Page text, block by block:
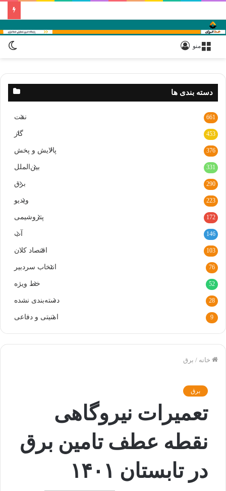
منو
خانه / برق
برق
تعمیرات نیروگاهی
نقطه عطف تامین برق
در تابستان ۱۴۰۱
دسته بندی ها
نفت 661
گاز 453
پالایش و پخش 376
بین‌الملل 331
برق 290
ویدیو 223
پتروشیمی 172
آب 146
اقتصاد کلان 103
انتخاب سردبیر 76
خط ویژه 52
دسته‌بندی نشده 28
امنیتی و دفاعی 9